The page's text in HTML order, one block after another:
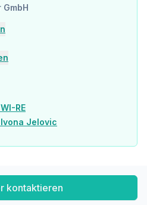
RE
Jelovic
kontaktieren